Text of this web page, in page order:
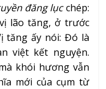
đăng lụcchép:
lão tăng, ở trước
tăng ấy nói: Đó là
việt kết nguyện.
khói hương vẫn
mới của cụm từ